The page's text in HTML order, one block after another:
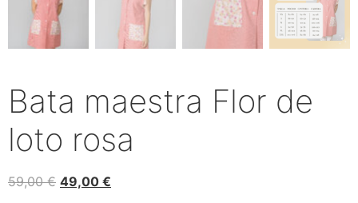
Bata maestra Flor de
loto rosa
59,00€ 49,00 €